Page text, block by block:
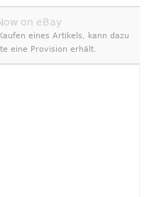
on eBay
eines Artikels, kann dazu
eine Provision erhält.